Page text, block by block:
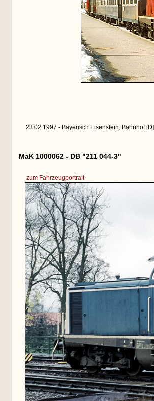
23.02.1997 - Bayerisch Eisenstein, Bahnhof [D]
MaK 1000062 - DB "211 044-3"
zum Fahrzeugportrait